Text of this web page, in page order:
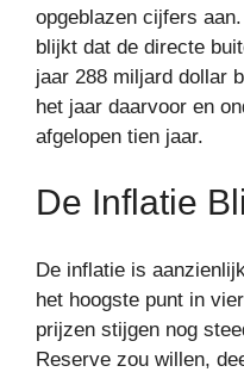
opgeblazen cijfers
blijkt dat de directe
jaar 288 miljard dollar
het jaar daarvoor en
afgelopen tien jaar.
De Inflatie
De inflatie is
het hoogste punt in
prijzen stijgen nog
Reserve zou willen,